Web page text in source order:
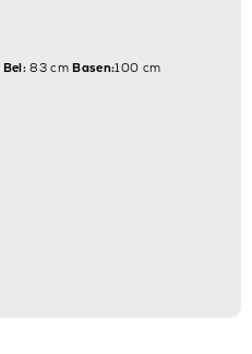
Bel:83 cmBasen:100 cm